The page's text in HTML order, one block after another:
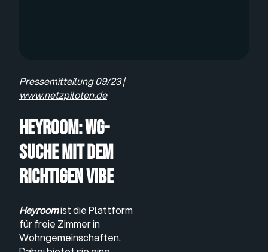
Pressemitteilung 09/23 |
www.netzpiloten.de
heyroom: WG-
Suche mit dem
richtigen Vibe
Heyroomist die Plattform
für freie Zimmer in
Wohngemeinschaften.